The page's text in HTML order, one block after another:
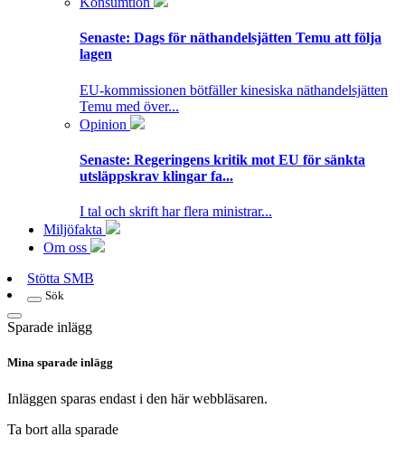
Senaste: Dags för näthandelsjätten Temu att följa
lagen
EU-kommissionen bötfäller kinesiska näthandelsjätten
Temu med över...
Opinion
Senaste: Regeringens kritik mot EU för sänkta
utsläppskrav klingar fa...
I tal och skrift har flera ministrar...
Miljöfakta
Om oss
Stötta SMB
Sök
Sparade inlägg
Mina sparade inlägg
Inläggen sparas endast i den här webbläsaren.
Ta bort alla sparade